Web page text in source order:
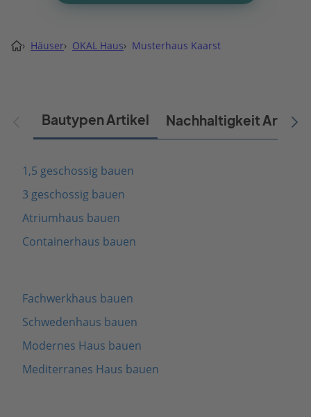
› Häuser› OKAL Haus› Musterhaus Kaarst
Bautypen Artikel Nachhaltigkeit Artikel
1,5 geschossig bauen
3 geschossig bauen
Atriumhaus bauen
Containerhaus bauen
Fachwerkhaus bauen
Schwedenhaus bauen
Modernes Haus bauen
Mediterranes Haus bauen